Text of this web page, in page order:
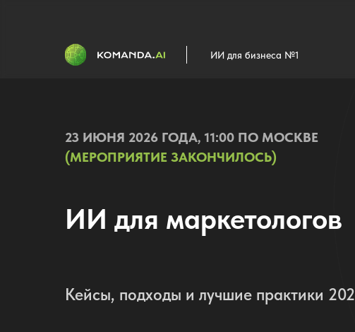
ИИ для бизнеса №1
ИИ для маркетологов
Кейсы, подходы и лучшие практики
23 ИЮНЯ 2026 ГОДА, 11:00 ПО МОСКВЕ
(МЕРОПРИЯТИЕ ЗАКОНЧИЛОСЬ)